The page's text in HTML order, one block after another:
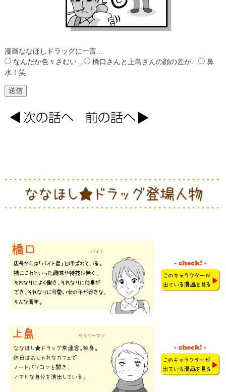
漫画ななほしドラッグに一言...
なんだか色々さむい…
橋口さんと上島さんの顔の差が…
鼻
水！笑